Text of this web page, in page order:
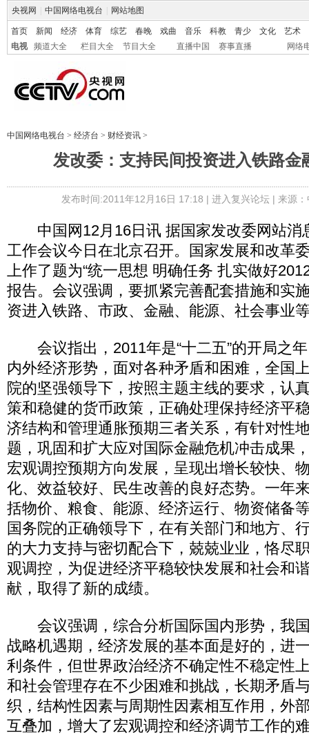
央视网 中国网络电视台 网站地图
首页 新闻 经济 体育 综艺 春晚 戏曲 音乐 科教 青少 文化
艺术
电视
频道大全 栏目大全 节目大全 直播中国 赛事直播 网络
中国网络电视台 > 经济台 > 财经资讯 >
发改委：支持民间投资进入铁路金
发布时间:2011年12月16日 17:18 | 进入复兴论坛| 来源
中国网12月16日讯 据国家发改委网站消
工作会议今日在北京召开。国家发展和改革
上作了题为“统一思想 明确任务 扎实做好
报告。会议强调，要抓紧完善配套措施和实
资进入铁路、市政、金融、能源、社会事业
会议指出，2011年是“十二五”的开局之
内外经济形势，面对各种矛盾和困难，全国
院的坚强领导下，按照主题主线的要求，认
策和稳健的货币政策，正确处理保持经济平
济结构和管理通胀预期三者关系，有针对性
题，巩固和扩大应对国际金融危机冲击成果
宏观调控预期方向发展，呈现出增长较快、
化、效益较好、民生改善的良好态势。一年
括物价、粮食、能源、经济运行、物资储备
国务院的正确领导下，在有关部门和地方、
的大力支持与密切配合下，兢兢业业，恪尽
观调控，为促进经济平稳较快发展和社会和
献，取得了新的成绩。
会议强调，综合分析国际国内形势，我
战略机遇期，经济发展的基本面是好的，进
利条件，但世界政治经济不确定性不稳定性
和社会管理存在不少困难和挑战，长期矛盾
织，结构性因素与周期性因素相互作用，外
互叠加，增大了宏观调控和经济调节工作的